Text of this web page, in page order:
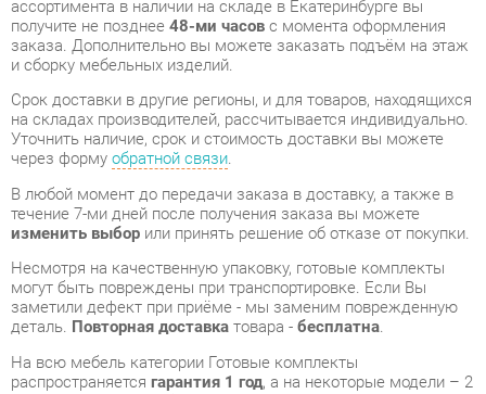
Срок доставки в другие регионы, и для товаров, находящихся
на складах производителей, рассчитывается индивидуально.
Уточнить наличие, срок и стоимость доставки вы можете
через формуобратной связи.
В любой момент до передачи заказа в доставку, а также в
течение 7-ми дней после получения заказа вы можете
изменить выборили принять решение об отказе от покупки.
Несмотря на качественную упаковку, готовые комплекты
могут быть повреждены при транспортировке. Если Вы
заметили дефект при приёме - мы заменим поврежденную
деталь.Повторная доставкатовара -бесплатна.
На всю мебель категории Готовые комплекты
распространяетсягарантия 1 год, а на некоторые модели – 2
года с момента приобретения.
Прихожая Яна Инна-2 денвер темный - это качественное
изделие производства , соответствующее современному
государственному стандарту.